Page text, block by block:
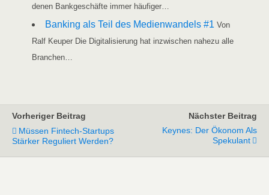
denen Bank­ge­schäf­te immer häufiger…
Ban­king als Teil des Medi­en­wan­dels #1 Von
Ralf Keu­per Die Digi­ta­li­sie­rung hat inzwi­schen nahe­zu alle
Branchen…
Vorheriger Beitrag
Müssen Fintech-Startups
Stärker Reguliert Werden?
Nächster Beitrag
Keynes: Der Ökonom Als
Spekulant